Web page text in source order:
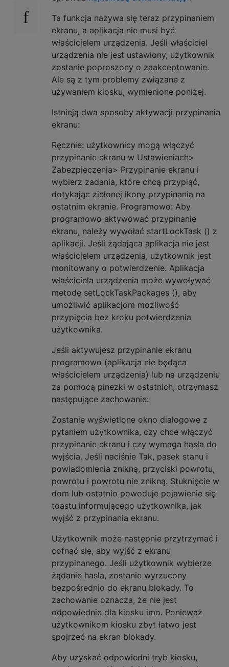
Ta funkcja nazywa się teraz przypinaniem
ekranu, a aplikacja nie musi być
właścicielem urządzenia. Jeśli właściciel
urządzenia nie jest ustawiony, użytkownik
zostanie poproszony o zaakceptowanie.
Ale są z tym problemy związane z
używaniem kiosku, wymienione poniżej.
Istnieją dwa sposoby aktywacji przypinania
ekranu:
Ręcznie: użytkownicy mogą włączyć
przypinanie ekranu w Ustawieniach>
Zabezpieczenia> Przypinanie ekranu i
wybierz zadania, które chcą przypiąć,
dotykając zielonej ikony przypinania na
ostatnim ekranie. Programowo: Aby
programowo aktywować przypinanie
ekranu, należy wywołać startLockTask () z
aplikacji. Jeśli żądająca aplikacja nie jest
właścicielem urządzenia, użytkownik jest
monitowany o potwierdzenie. Aplikacja
właściciela urządzenia może wywoływać
metodę setLockTaskPackages (), aby
umożliwić aplikacjom możliwość
przypięcia bez kroku potwierdzenia
użytkownika.
Jeśli aktywujesz przypinanie ekranu
programowo (aplikacja nie będąca
właścicielem urządzenia) lub na urządzeniu
za pomocą pinezki w ostatnich, otrzymasz
następujące zachowanie:
Zostanie wyświetlone okno dialogowe z
pytaniem użytkownika, czy chce włączyć
przypinanie ekranu i czy wymaga hasła do
wyjścia. Jeśli naciśnie Tak, pasek stanu i
powiadomienia znikną, przyciski powrotu,
powrotu i powrotu nie znikną. Stuknięcie w
dom lub ostatnio powoduje pojawienie się
toastu informującego użytkownika, jak
wyjść z przypinania ekranu.
Użytkownik może następnie przytrzymać i
cofnąć się, aby wyjść z ekranu
przypinanego. Jeśli użytkownik wybierze
żądanie hasła, zostanie wyrzucony
bezpośrednio do ekranu blokady. To
zachowanie oznacza, że ​​nie jest
odpowiednie dla kiosku imo. Ponieważ
użytkownikom kiosku zbyt łatwo jest
spojrzeć na ekran blokady.
Aby uzyskać odpowiedni tryb kiosku,